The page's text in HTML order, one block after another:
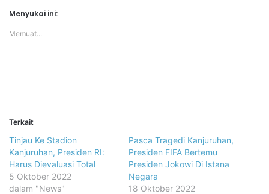
Menyukai ini:
Memuat...
Terkait
Tinjau Ke Stadion
Kanjuruhan, Presiden RI:
Harus Dievaluasi Total
5 Oktober 2022
dalam "News"
Pasca Tragedi Kanjuruhan,
Presiden FIFA Bertemu
Presiden Jokowi Di Istana
Negara
18 Oktober 2022